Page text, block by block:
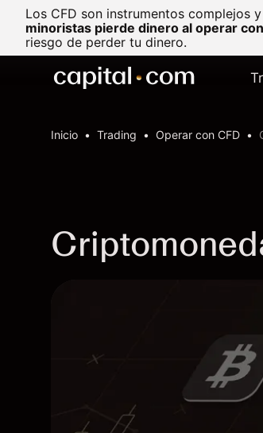
Los CFD son instrumentos complejos
minoristas pierde dinero al operar
riesgo de perder tu dinero.
Inicio Trading Operar con CFD